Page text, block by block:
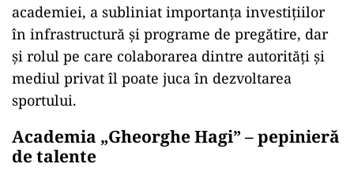
academiei, a subliniat importanța investițiilor
în infrastructură și programe de pregătire, dar
și rolul pe care colaborarea dintre autorități și
mediul privat îl poate juca în dezvoltarea
sportului.
Academia „Gheorghe Hagi” – pepinieră
de talente